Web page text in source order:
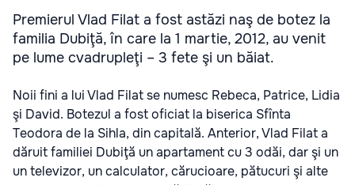
Premierul Vlad Filat a fost astăzi naş de botez la
familia Dubiţă, în care la 1 martie, 2012, au venit
pe lume cvadrupleţi – 3 fete şi un băiat.
Noii fini a lui Vlad Filat se numesc Rebeca, Patrice, Lidia
şi David. Botezul a fost oficiat la biserica Sfînta
Teodora de la Sihla, din capitală. Anterior, Vlad Filat a
dăruit familiei Dubiţă un apartament cu 3 odăi, dar şi un
un televizor, un calculator, cărucioare, pătucuri şi alte